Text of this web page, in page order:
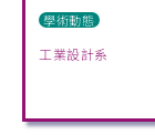
學術動態
工業設計系